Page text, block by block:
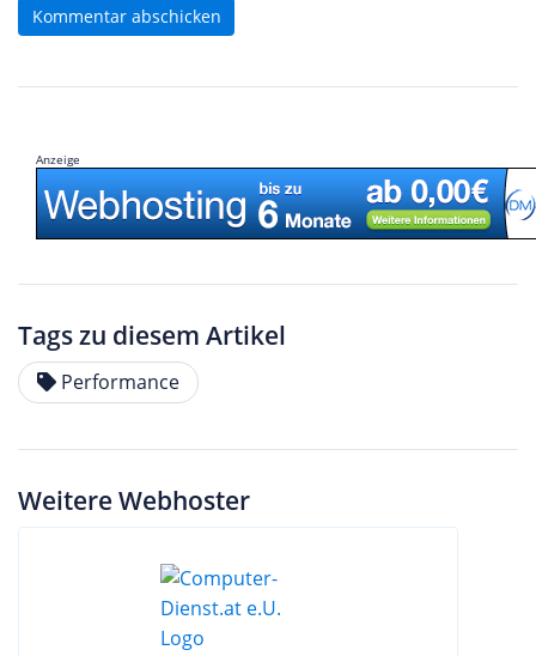
Kommentar abschicken
Anzeige
Tags zu diesem Artikel
Performance
Weitere Webhoster